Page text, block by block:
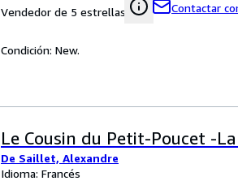
Vendedor de 5 estrellas
Contactar
Condición: New.
Le Cousin du Petit-Poucet -
De Saillet, Alexandre
Idioma: Francés